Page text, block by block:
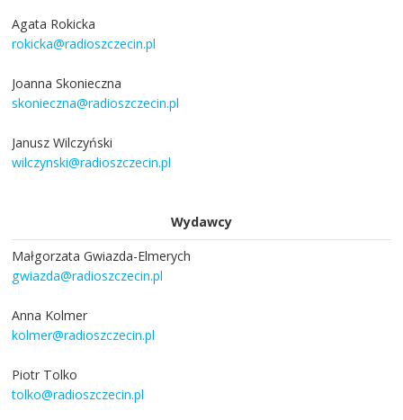
Agata Rokicka
rokicka@radioszczecin.pl
Joanna Skonieczna
skonieczna@radioszczecin.pl
Janusz Wilczyński
wilczynski@radioszczecin.pl
Wydawcy
Małgorzata Gwiazda-Elmerych
gwiazda@radioszczecin.pl
Anna Kolmer
kolmer@radioszczecin.pl
Piotr Tolko
tolko@radioszczecin.pl